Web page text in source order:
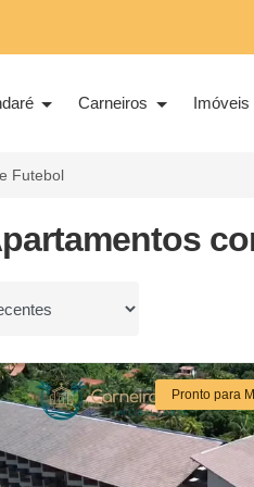
Carneiros Imóveis
Futebol
Pronto para